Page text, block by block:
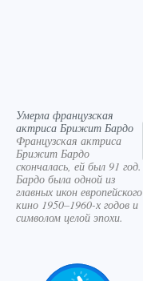
Умерла французская
актриса Брижит Бардо
Французская актриса
Брижит Бардо
скончалась, ей был 91 год.
Бардо была одной из
главных икон европейского
кино 1950–1960-х годов и
символом целой эпохи.